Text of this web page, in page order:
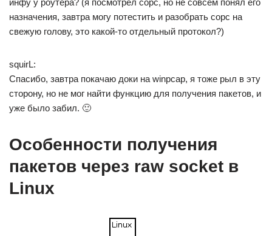
инфу у роутера? (я посмотрел сорс, но не совсем понял его
назначения, завтра могу потестить и разобрать сорс на
свежую голову, это какой-то отдельный протокол?)
squirL:
Спасибо, завтра покачаю доки на winpcap, я тоже рыл в эту
сторону, но не мог найти функцию для получения пакетов, и
уже было забил. 🙂
Особенности получения
пакетов через raw socket в
Linux